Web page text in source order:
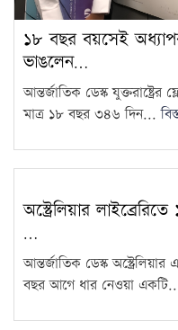
9
11
12
১৮ বছর বয়সেই
ভাঙলেন…
আন্তর্জাতিক ডেস্ক
মাত্র ১৮ বছর ৩৪৬ দিন...
অস্ট্রেলিয়ার
…
আন্তর্জাতিক ডেস্ক
বছর আগে ধার নেওয়া